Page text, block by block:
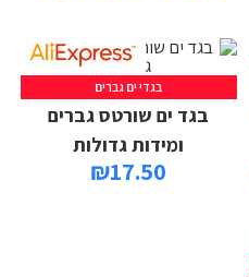
בגדי ים גברים
בגד ים שורטס גברים
ומידות גדולות
₪17.50